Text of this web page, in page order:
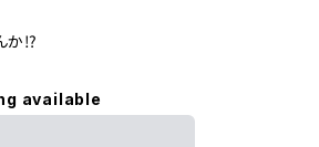
か⁉︎
available